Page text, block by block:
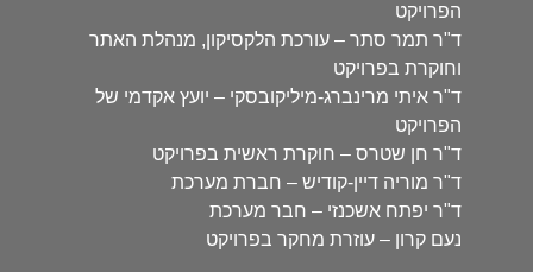
הפרויקט
ד"ר תמר סתר – עורכת הלקסיקון, מנהלת האתר
וחוקרת בפרויקט
ד"ר איתי מרינברג-מיליקובסקי – יועץ אקדמי של
הפרויקט
ד"ר חן שטרס – חוקרת ראשית בפרויקט
ד"ר מוריה דיין-קודיש – חברת מערכת
ד"ר יפתח אשכנזי – חבר מערכת
נעם קרון – עוזרת מחקר בפרויקט